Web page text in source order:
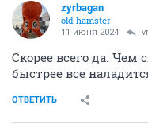
zyrbagan
old hamster
11 июня 2024
Скорее всего да. Чем
быстрее все
ОТВЕТИТЬ